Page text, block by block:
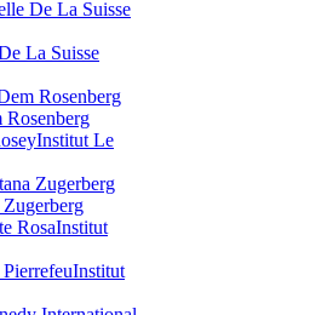
La Suisse
Institut Le
Institut
Institut